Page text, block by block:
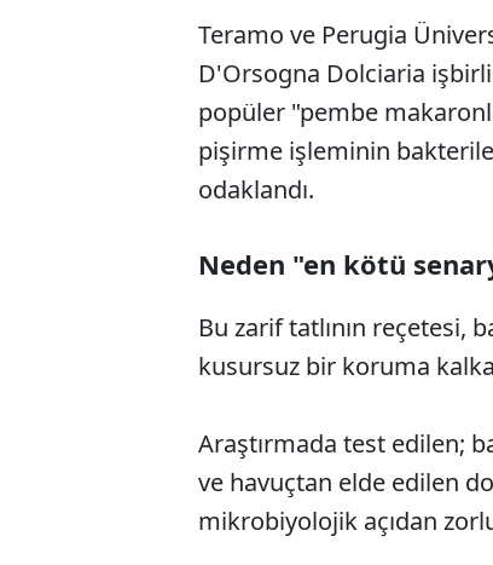
Teramo ve Perugia
D'Orsogna Dolciaria
popüler "pembe
pişirme işleminin
odaklandı.
Neden "en kötü
Bu zarif tatlının reçetesi,
kusursuz bir koruma
Araştırmada test edilen;
ve havuçtan elde edilen
mikrobiyolojik açıdan